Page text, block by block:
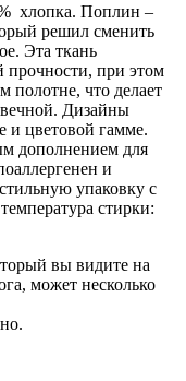
хлопка. Поплин –
решил сменить
Эта ткань
прочности, при этом
полотне, что делает
Дизайны
и цветовой гамме.
дополнением для
и
упаковку с
стирки:
вы видите на
может несколько